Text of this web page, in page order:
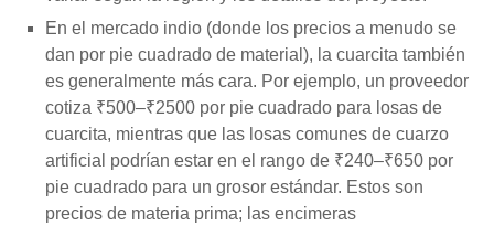
En el mercado indio (donde los precios a menudo se
dan por pie cuadrado de material), la cuarcita también
es generalmente más cara. Por ejemplo, un proveedor
cotiza ₹500–₹2500 por pie cuadrado para losas de
cuarcita, mientras que las losas comunes de cuarzo
artificial podrían estar en el rango de ₹240–₹650 por
pie cuadrado para un grosor estándar. Estos son
precios de materia prima; las encimeras